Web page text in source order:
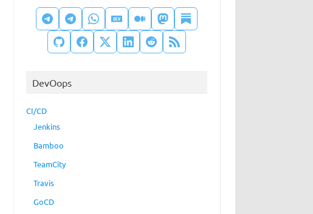
DevOops
CI/CD
Jenkins
Bamboo
TeamCity
Travis
GoCD